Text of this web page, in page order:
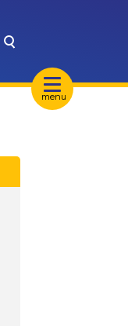
menu